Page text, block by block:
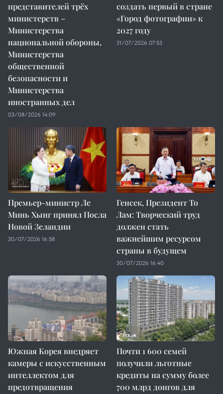
представителей трёх
министерств –
Министерства
национальной обороны,
Министерства
общественной
безопасности и
Министерства
иностранных дел
03/08/2026 14:09
создать первый в стране
«Город фотографии» к
2027 году
31/07/2026 07:53
Премьер-министр Ле
Минь Хынг принял Посла
Новой Зеландии
30/07/2026 16:58
Генсек, Президент То
Лам: Творческий труд
должен стать
важнейшим ресурсом
страны в будущем
30/07/2026 16:40
Южная Корея внедряет
камеры с искусственным
интеллектом для
предотвращения
Почти 1 600 семей
получили льготные
кредиты на сумму более
700 млрд донгов для